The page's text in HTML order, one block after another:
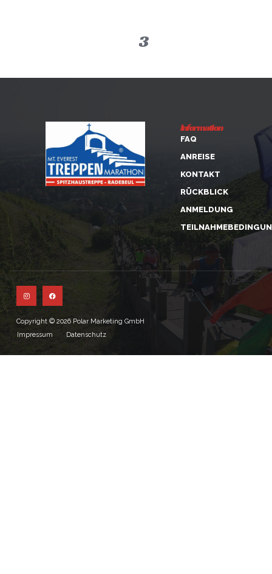
3
Information
FAQ
ANREISE
KONTAKT
RÜCKBLICK
ANMELDUNG
Impressum Datenschutz
Copyright © 2026 Polar Marketing GmbH